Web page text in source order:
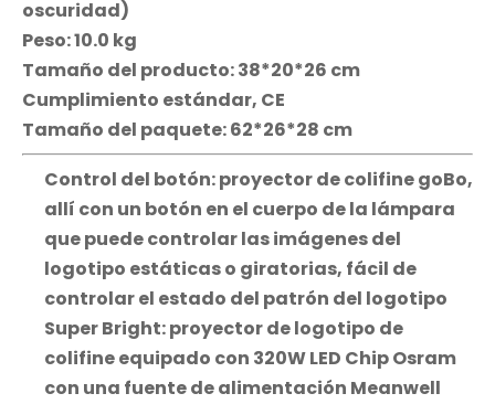
oscuridad)
Peso: 10.0 kg
Tamaño del producto: 38*20*26 cm
Cumplimiento estándar, CE
Tamaño del paquete: 62*26*28 cm
Control del botón: proyector de colifine goBo,
allí con un botón en el cuerpo de la lámpara
que puede controlar las imágenes del
logotipo estáticas o giratorias, fácil de
controlar el estado del patrón del logotipo
Super Bright: proyector de logotipo de
colifine equipado con 320W LED Chip Osram
con una fuente de alimentación Meanwell